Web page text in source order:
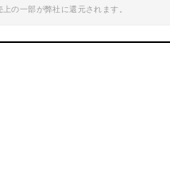
の一部が弊社に還元されます。